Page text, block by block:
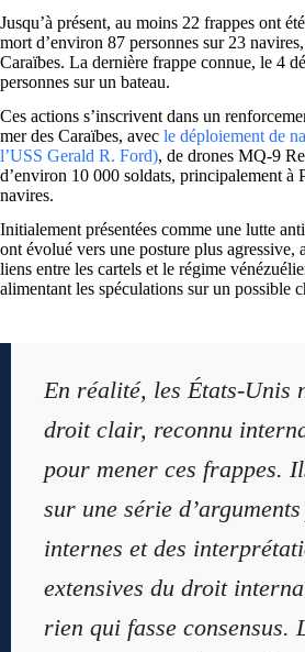
Jusqu’à présent, au moins 22 frappes ont
mort d’environ 87 personnes sur 23
Caraïbes. La dernière frappe connue, le 4
personnes sur un bateau.
Ces actions s’inscrivent dans un
mer des Caraïbes, avec le déploiement de
l’USS Gerald R. Ford), de drones MQ-9
d’environ 10 000 soldats, principalement à
navires.
Initialement présentées comme une lutte
ont évolué vers une posture plus agressive,
liens entre les cartels et le régime
alimentant les spéculations sur un possible
En réalité, les États-Unis
droit clair, reconnu
pour mener ces frappes.
sur une série
internes et des
extensives du droit
rien qui fasse consensus.